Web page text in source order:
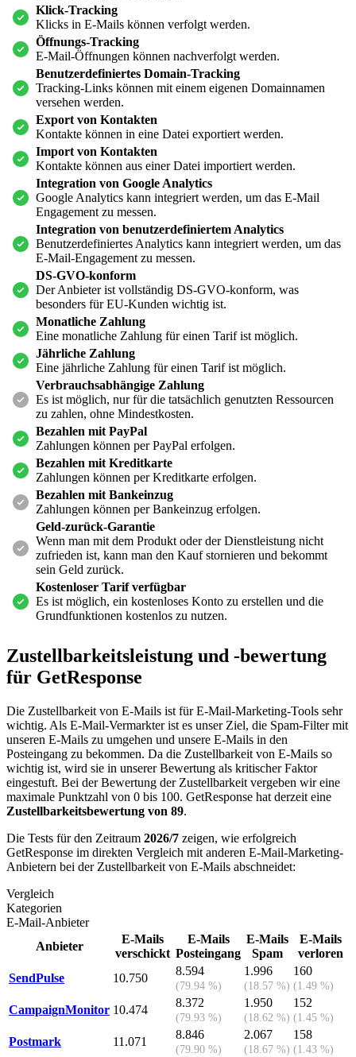
Klick-Tracking
Klicks in E-Mails können verfolgt werden.
Öffnungs-Tracking
E-Mail-Öffnungen können nachverfolgt werden.
Benutzerdefiniertes Domain-Tracking
Tracking-Links können mit einem eigenen Domainnamen
versehen werden.
Export von Kontakten
Kontakte können in eine Datei exportiert werden.
Import von Kontakten
Kontakte können aus einer Datei importiert werden.
Integration von Google Analytics
Google Analytics kann integriert werden, um das E-Mail
Engagement zu messen.
Integration von benutzerdefiniertem Analytics
Benutzerdefiniertes Analytics kann integriert werden, um das
E-Mail-Engagement zu messen.
DS-GVO-konform
Der Anbieter ist vollständig DS-GVO-konform, was
besonders für EU-Kunden wichtig ist.
Monatliche Zahlung
Eine monatliche Zahlung für einen Tarif ist möglich.
Jährliche Zahlung
Eine jährliche Zahlung für einen Tarif ist möglich.
Verbrauchsabhängige Zahlung
Es ist möglich, nur für die tatsächlich genutzten Ressourcen
zu zahlen, ohne Mindestkosten.
Bezahlen mit PayPal
Zahlungen können per PayPal erfolgen.
Bezahlen mit Kreditkarte
Zahlungen können per Kreditkarte erfolgen.
Bezahlen mit Bankeinzug
Zahlungen können per Bankeinzug erfolgen.
Geld-zurück-Garantie
Wenn man mit dem Produkt oder der Dienstleistung nicht
zufrieden ist, kann man den Kauf stornieren und bekommt
sein Geld zurück.
Kostenloser Tarif verfügbar
Es ist möglich, ein kostenloses Konto zu erstellen und die
Grundfunktionen kostenlos zu nutzen.
Zustellbarkeitsleistung und -bewertung
für GetResponse
Die Zustellbarkeit von E-Mails ist für E-Mail-Marketing-Tools sehr
wichtig. Als E-Mail-Vermarkter ist es unser Ziel, die Spam-Filter mit
unseren E-Mails zu umgehen und unsere E-Mails in den
Posteingang zu bekommen. Da die Zustellbarkeit von E-Mails so
wichtig ist, wird sie in unserer Bewertung als kritischer Faktor
eingestuft. Bei der Bewertung der Zustellbarkeit vergeben wir eine
maximale Punktzahl von 0 bis 100. GetResponse hat derzeit eine
Zustellbarkeitsbewertung von 89.
Die Tests für den Zeitraum 2026/7 zeigen, wie erfolgreich
GetResponse im direkten Vergleich mit anderen E-Mail-Marketing-
Anbietern bei der Zustellbarkeit von E-Mails abschneidet:
Vergleich
Kategorien
E-Mail-Anbieter
Anbieter
E-Mails
verschickt
E-Mails
Posteingang
E-Mails
Spam
E-Mails
verloren
SendPulse
10.750
8.594
(79.94 %)
1.996
(18.57 %)
160
(1.49 %)
CampaignMonitor 10.474
8.372
(79.93 %)
1.950
(18.62 %)
152
(1.45 %)
Postmark 11.071
8.846
(79.90 %)
2.067
(18.67 %)
158
(1.43 %)